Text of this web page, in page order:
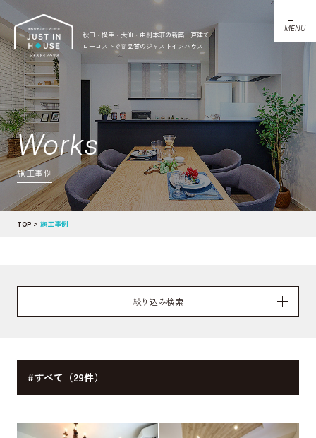
MENU
秋田・横手・大仙・由利本荘の新築一戸建て
ローコストで高品質のジャストインハウス
Works
施工事例
TOP 施工事例
絞り込み検索
#すべて（29件）